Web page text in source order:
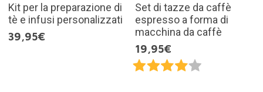
Kit per la preparazione di
tè e infusi personalizzati
39,95€
Set di tazze da caffè
espresso a forma di
macchina da caffè
19,95€